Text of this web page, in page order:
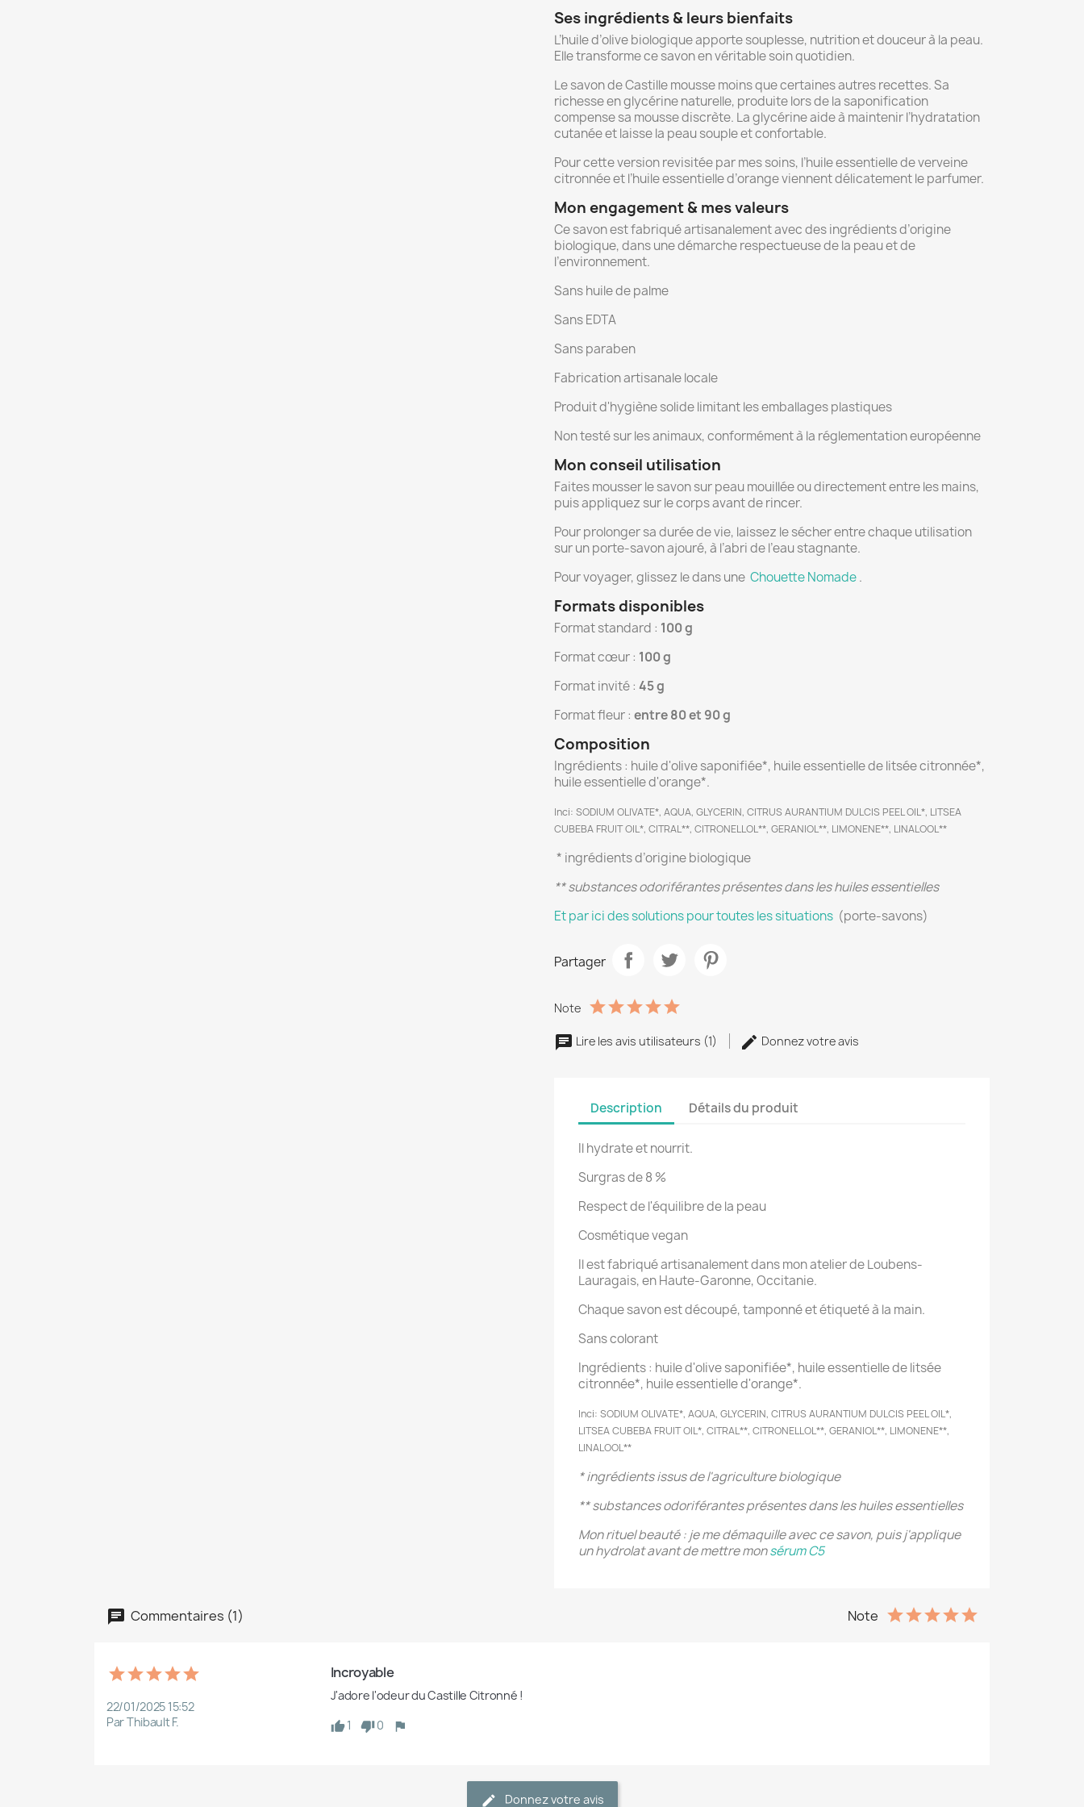
Ses ingrédients & leurs bienfaits
L’huile d’olive biologique apporte souplesse, nutrition et douceur à la peau.
Elle transforme ce savon en véritable soin quotidien.
Le savon de Castille mousse moins que certaines autres recettes. Sa
richesse en glycérine naturelle, produite lors de la saponification
compense sa mousse discrète. La glycérine aide à maintenir l’hydratation
cutanée et laisse la peau souple et confortable.
Pour cette version revisitée par mes soins, l’huile essentielle de verveine
citronnée et l’huile essentielle d’orange viennent délicatement le parfumer.
Mon engagement & mes valeurs
Ce savon est fabriqué artisanalement avec des ingrédients d’origine
biologique, dans une démarche respectueuse de la peau et de
l’environnement.
Sans huile de palme
Sans EDTA
Sans paraben
Fabrication artisanale locale
Produit d'hygiène solide limitant les emballages plastiques
Non testé sur les animaux, conformément à la réglementation européenne
Mon conseil utilisation
Faites mousser le savon sur peau mouillée ou directement entre les mains,
puis appliquez sur le corps avant de rincer.
Pour prolonger sa durée de vie, laissez le sécher entre chaque utilisation
sur un porte-savon ajouré, à l’abri de l’eau stagnante.
Pour voyager, glissez le dans une Chouette Nomade.
Formats disponibles
Format standard : 100 g
Format cœur : 100 g
Format invité : 45 g
Format fleur : entre 80 et 90 g
Composition
Ingrédients : huile d'olive saponifiée*, huile essentielle de litsée citronnée*,
huile essentielle d'orange*.
Inci: SODIUM OLIVATE*, AQUA, GLYCERIN, CITRUS AURANTIUM DULCIS PEEL OIL*, LITSEA
CUBEBA FRUIT OIL*, CITRAL**, CITRONELLOL**, GERANIOL**, LIMONENE**, LINALOOL**
* ingrédients d’origine biologique
** substances odoriférantes présentes dans les huiles essentielles
Et par ici des solutions pour toutes les situations (porte-savons)
Partager
Note
Lire les avis utilisateurs (1) Donnez votre avis
Description Détails du produit
Il hydrate et nourrit.
Surgras de 8 %
Respect de l'équilibre de la peau
Cosmétique vegan
Il est fabriqué artisanalement dans mon atelier de Loubens-
Lauragais, en Haute-Garonne, Occitanie.
Chaque savon est découpé, tamponné et étiqueté à la main.
Sans colorant
Ingrédients : huile d'olive saponifiée*, huile essentielle de litsée
citronnée*, huile essentielle d'orange*.
Inci: SODIUM OLIVATE*, AQUA, GLYCERIN, CITRUS AURANTIUM DULCIS PEEL OIL*,
LITSEA CUBEBA FRUIT OIL*, CITRAL**, CITRONELLOL**, GERANIOL**, LIMONENE**,
LINALOOL**
* ingrédients issus de l'agriculture biologique
** substances odoriférantes présentes dans les huiles essentielles
Mon rituel beauté : je me démaquille avec ce savon, puis j'applique
un hydrolat avant de mettre monsérum C5
Commentaires (1) Note
22/01/2025 15:52
Par Thibault F.
Incroyable
J'adore l'odeur du Castille Citronné !
1
0
Donnez votre avis